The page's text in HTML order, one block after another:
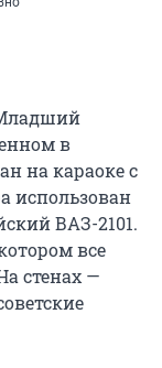
в
на караоке с
использован
ВАЗ-2101.
все
стенах —